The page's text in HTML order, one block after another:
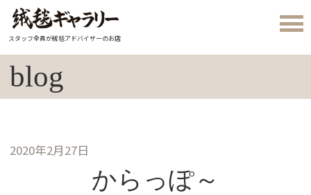
スタッフ全員が絨毯アドバイザーのお店
blog
2020年2月27日
からっぽ～